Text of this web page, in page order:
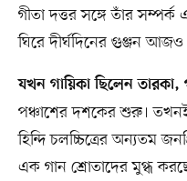
গীতা দত্তর সঙ্গে তাঁর সম্পর্ক
ঘিরে দীর্ঘদিনের গুঞ্জন
যখন গায়িকা ছিলেন তারকা,
পঞ্চাশের দশকের শুরু। তখনই
হিন্দি চলচ্চিত্রের অন্যতম
এক গান শ্রোতাদের মুগ্ধ